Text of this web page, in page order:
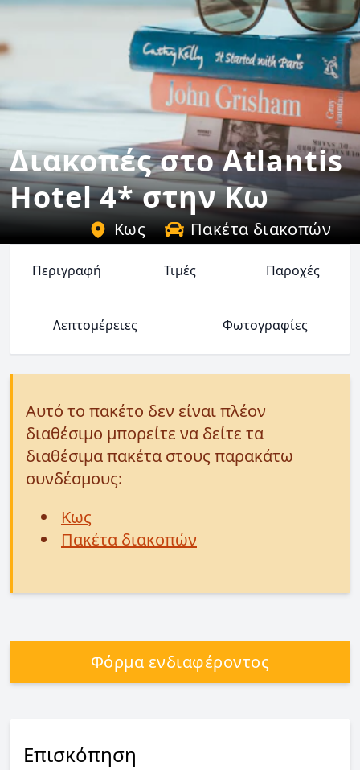
Διακοπές στο Atlantis
Hotel 4* στην Κω
Κως Πακέτα διακοπών
Περιγραφή Τιμές Παροχές
Λεπτομέρειες Φωτογραφίες
Αυτό το πακέτο δεν είναι πλέον
διαθέσιμο μπορείτε να δείτε τα
διαθέσιμα πακέτα στους παρακάτω
συνδέσμους:
Κως
Πακέτα διακοπών
Φόρμα ενδιαφέροντος
Επισκόπηση